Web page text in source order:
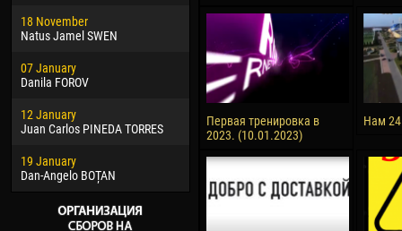
18 November
Natus Jamel SWEN
07 January
Danila FOROV
12 January
Juan Carlos PINEDA TORRES
19 January
Dan-Angelo BOȚAN
Jayder Moreno ASPRILLA
22 March
Samba KONÉ
26 March
Vitor Hugo Morais de OLIVEIRA
28 March
Raí LOPES DE OLIVEIRA
28
10
Ivan
Первая тренировка в
2023. (10.01.2023)
Нам